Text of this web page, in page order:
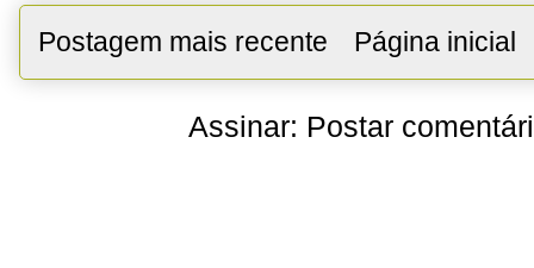
Postagem mais recente Página inicial
Assinar: Postar